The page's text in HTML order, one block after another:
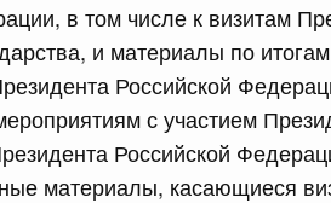
в том числе к визитам
и материалы по
Российской
с участием
Российской
материалы, касающиеся
Федерации от 18.07.2026
Российской Федерации от 17